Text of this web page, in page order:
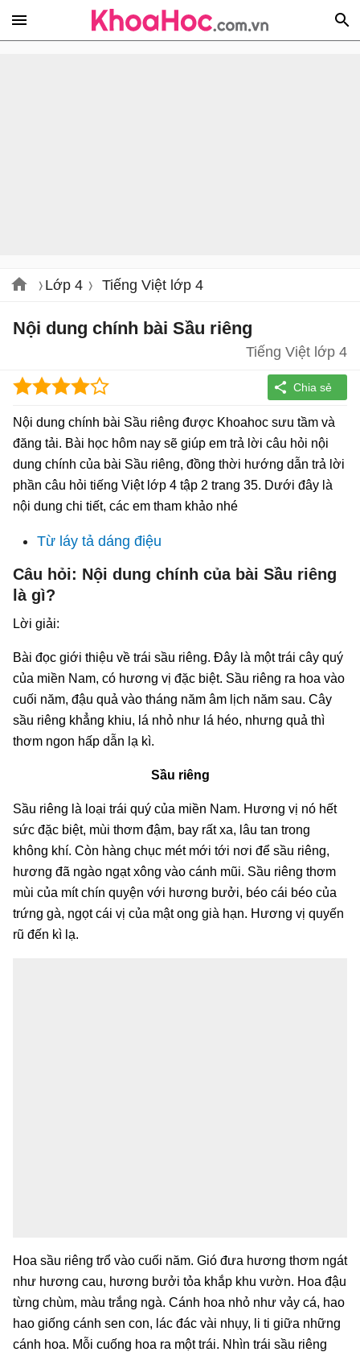
Lớp 4 Tiếng Việt lớp 4
Nội dung chính bài Sầu riêng
Tiếng Việt lớp 4
Nội dung chính bài Sầu riêng được Khoahoc sưu tầm và
đăng tải. Bài học hôm nay sẽ giúp em trả lời câu hỏi nội
dung chính của bài Sầu riêng, đồng thời hướng dẫn trả lời
phần câu hỏi tiếng Việt lớp 4 tập 2 trang 35. Dưới đây là
nội dung chi tiết, các em tham khảo nhé
Từ láy tả dáng điệu
Câu hỏi: Nội dung chính của bài Sầu riêng
là gì?
Lời giải:
Bài đọc giới thiệu về trái sầu riêng. Đây là một trái cây quý
của miền Nam, có hương vị đặc biệt. Sầu riêng ra hoa vào
cuối năm, đậu quả vào tháng năm âm lịch năm sau. Cây
sầu riêng khẳng khiu, lá nhỏ như lá héo, nhưng quả thì
thơm ngon hấp dẫn lạ kì.
Sầu riêng
Sầu riêng là loại trái quý của miền Nam. Hương vị nó hết
sức đặc biệt, mùi thơm đậm, bay rất xa, lâu tan trong
không khí. Còn hàng chục mét mới tới nơi để sầu riêng,
hương đã ngào ngạt xông vào cánh mũi. Sầu riêng thơm
mùi của mít chín quyện với hương bưởi, béo cái béo của
trứng gà, ngọt cái vị của mật ong già hạn. Hương vị quyến
rũ đến kì lạ.
Hoa sầu riêng trổ vào cuối năm. Gió đưa hương thơm ngát
như hương cau, hương bưởi tỏa khắp khu vườn. Hoa đậu
từng chùm, màu trắng ngà. Cánh hoa nhỏ như vảy cá, hao
hao giống cánh sen con, lác đác vài nhụy, li ti giữa những
cánh hoa. Mỗi cuống hoa ra một trái. Nhìn trái sầu riêng